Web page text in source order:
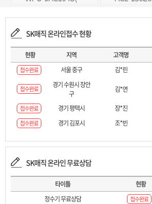
SK매직 온라인접수 현황
현황 지역 고객명
접수완료 서울 중구 김*린
접수완료
경기 수원시 장안
구
김*연
접수완료 경기 평택시 장*진
접수완료 경기 김포시 조*빈
SK매직 온라인 무료상담
타이틀 현황
정수기 무료상담
접수완료